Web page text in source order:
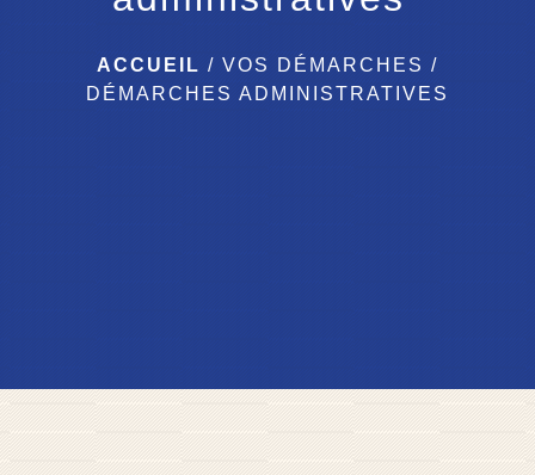
ACCUEIL / VOS DÉMARCHES /
DÉMARCHES ADMINISTRATIVES